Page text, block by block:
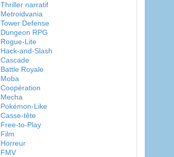
Thriller narratif
Metroidvania
Tower Defense
Dungeon RPG
Rogue-Lite
Hack-and-Slash
Cascade
Battle Royale
Moba
Coopération
Mecha
Pokémon-Like
Casse-tête
Free-to-Play
Film
Horreur
FMV